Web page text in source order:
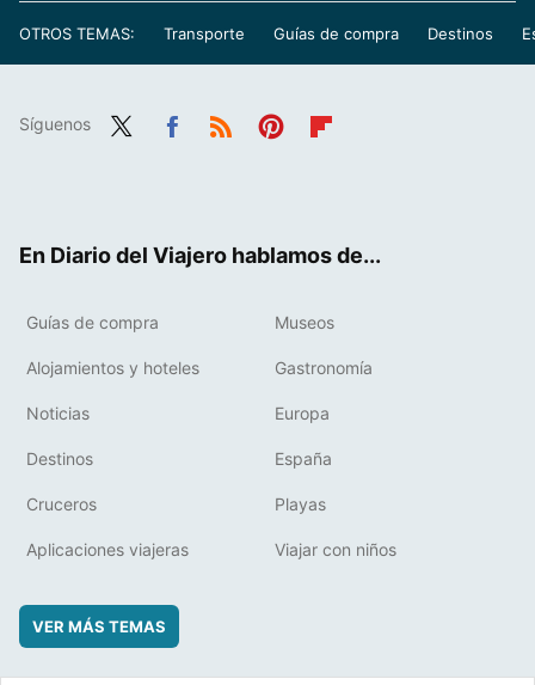
OTROS TEMAS: Transporte Guías de compra Destinos
Síguenos
En Diario del Viajero hablamos de...
Guías de compra Museos
Alojamientos y hoteles Gastronomía
Noticias Europa
Destinos España
Cruceros Playas
Aplicaciones viajeras Viajar con niños
VER MÁS TEMAS